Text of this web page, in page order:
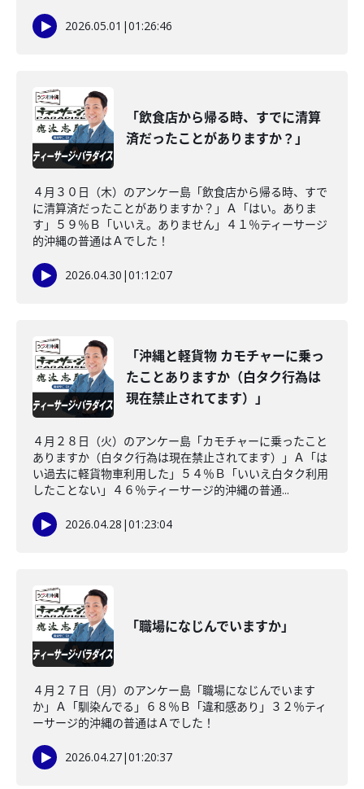
2026.05.01 |01:26:46
「飲食店から帰る時、すでに清算
済だったことがありますか？」
４月３０日（木）のアンケー島「飲食店から帰る時、すで
に清算済だったことがありますか？」Ａ「はい。ありま
す」５９％Ｂ「いいえ。ありません」４１％ティーサージ
的沖縄の普通はＡでした！
2026.04.30 |01:12:07
「沖縄と軽貨物 カモチャーに乗っ
たことありますか（白タク行為は
現在禁止されてます）」
４月２８日（火）のアンケー島「カモチャーに乗ったこと
ありますか（白タク行為は現在禁止されてます）」Ａ「は
い過去に軽貨物車利用した」５４％Ｂ「いいえ白タク利用
したことない」４６％ティーサージ的沖縄の普通...
2026.04.28 |01:23:04
「職場になじんでいますか」
４月２７日（月）のアンケー島「職場になじんでいます
か」Ａ「馴染んでる」６８％Ｂ「違和感あり」３２％ティ
ーサージ的沖縄の普通はＡでした！
2026.04.27|01:20:37